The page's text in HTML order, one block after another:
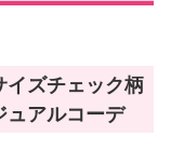
イズチェック柄
ュアルコーデ